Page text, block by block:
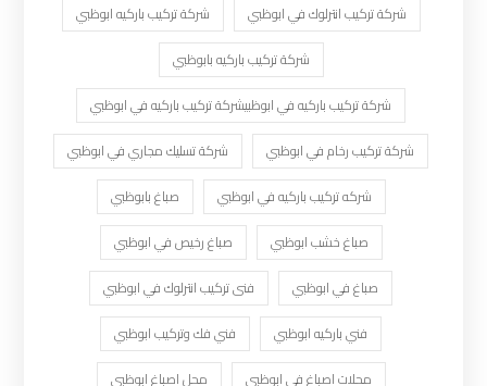
شركة تركيب انترلوك في ابوظبي
شركة تركيب باركيه ابوظبي
شركة تركيب باركيه بابوظبي
شركة تركيب باركيه في ابوظبيشركة تركيب باركيه في ابوظبي
شركة تركيب رخام في ابوظبي
شركة تسليك مجاري في ابوظبي
شركه تركيب باركيه في ابوظبي
صباغ بابوظبي
صباغ خشب ابوظبي
صباغ رخيص في ابوظبي
صباغ في ابوظبي
فنى تركيب انترلوك في ابوظبي
فني باركيه ابوظبي
فني فك وتركيب ابوظبي
محلات اصباغ في ابوظبي
محل اصباغ ابوظبي